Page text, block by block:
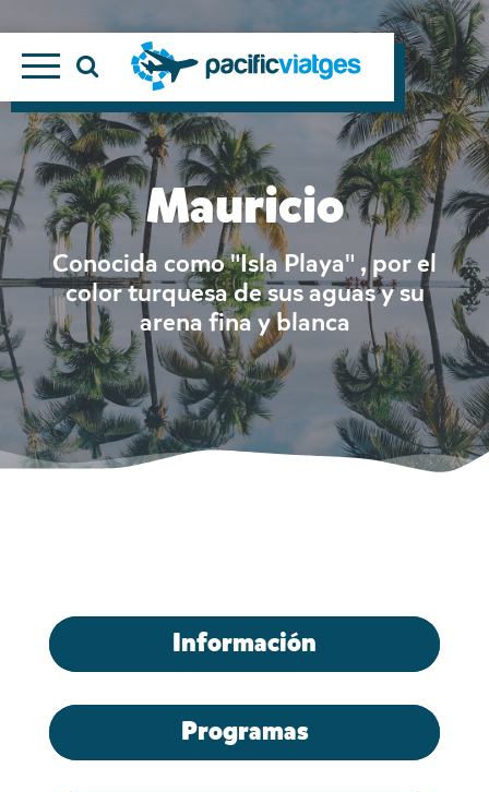
Mauricio
Conocida como "Isla Playa" , por el
color turquesa de sus aguas y su
arena fina y blanca
Información
Programas